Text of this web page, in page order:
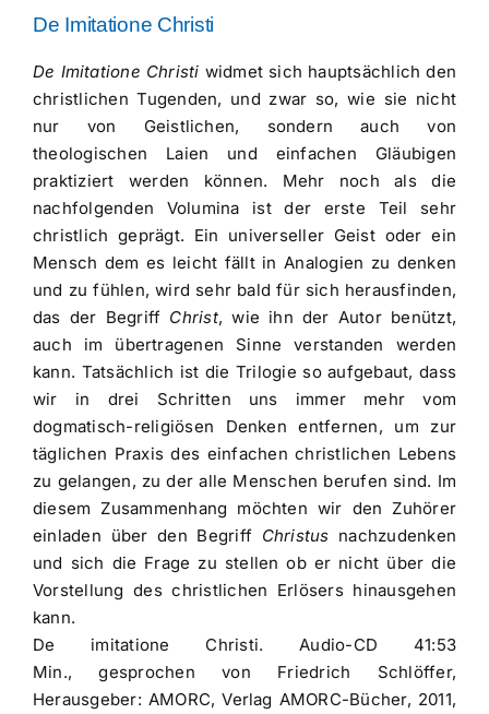
De Imitatione Christi
De Imitatione Christi widmet sich hauptsächlich den
christlichen Tugenden, und zwar so, wie sie nicht
nur von Geistlichen, sondern auch von
theologischen Laien und einfachen Gläubigen
praktiziert werden können. Mehr noch als die
nachfolgenden Volumina ist der erste Teil sehr
christlich geprägt. Ein universeller Geist oder ein
Mensch dem es leicht fällt in Analogien zu denken
und zu fühlen, wird sehr bald für sich herausfinden,
das der Begriff Christ, wie ihn der Autor benützt,
auch im übertragenen Sinne verstanden werden
kann. Tatsächlich ist die Trilogie so aufgebaut, dass
wir in drei Schritten uns immer mehr vom
dogmatisch-religiösen Denken entfernen, um zur
täglichen Praxis des einfachen christlichen Lebens
zu gelangen, zu der alle Menschen berufen sind. Im
diesem Zusammenhang möchten wir den Zuhörer
einladen über den Begriff Christus nachzudenken
und sich die Frage zu stellen ob er nicht über die
Vorstellung des christlichen Erlösers hinausgehen
kann.
De imitatione Christi. Audio-CD 41:53
Min., gesprochen von Friedrich Schlöffer,
Herausgeber: AMORC, Verlag AMORC-Bücher, 2011,